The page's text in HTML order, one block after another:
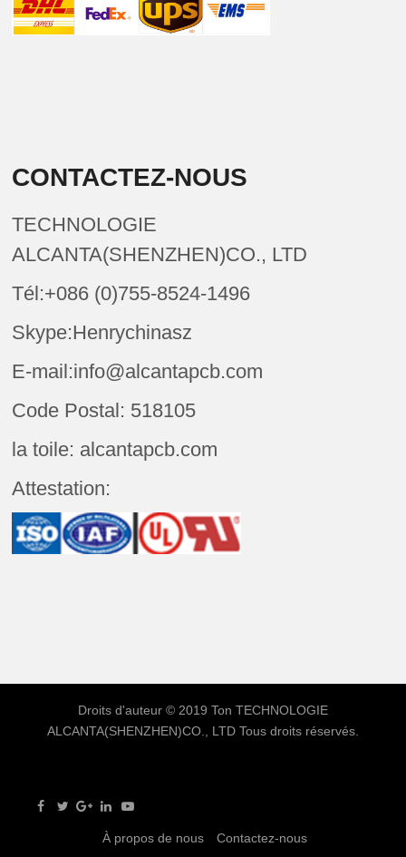
CONTACTEZ-NOUS
TECHNOLOGIE
ALCANTA(SHENZHEN)CO., LTD
Tél:+086 (0)755-8524-1496
Skype:Henrychinasz
E-mail:info@alcantapcb.com
Code Postal: 518105
la toile: alcantapcb.com
Attestation:
Droits d'auteur © 2019 Ton TECHNOLOGIE
ALCANTA(SHENZHEN)CO., LTDTous droits réservés.
À propos de nous Contactez-nous